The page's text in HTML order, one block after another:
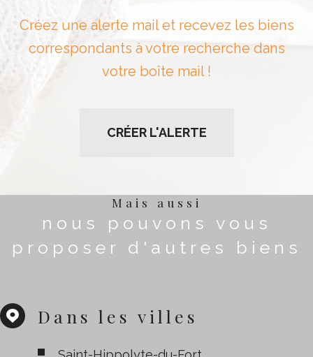
Créez une alerte mail et recevez les biens
correspondants à votre recherche dans
votre boîte mail !
CRÉER L'ALERTE
Mais aussi
nous pouvons vous
proposer d'autres biens
Dans les villes